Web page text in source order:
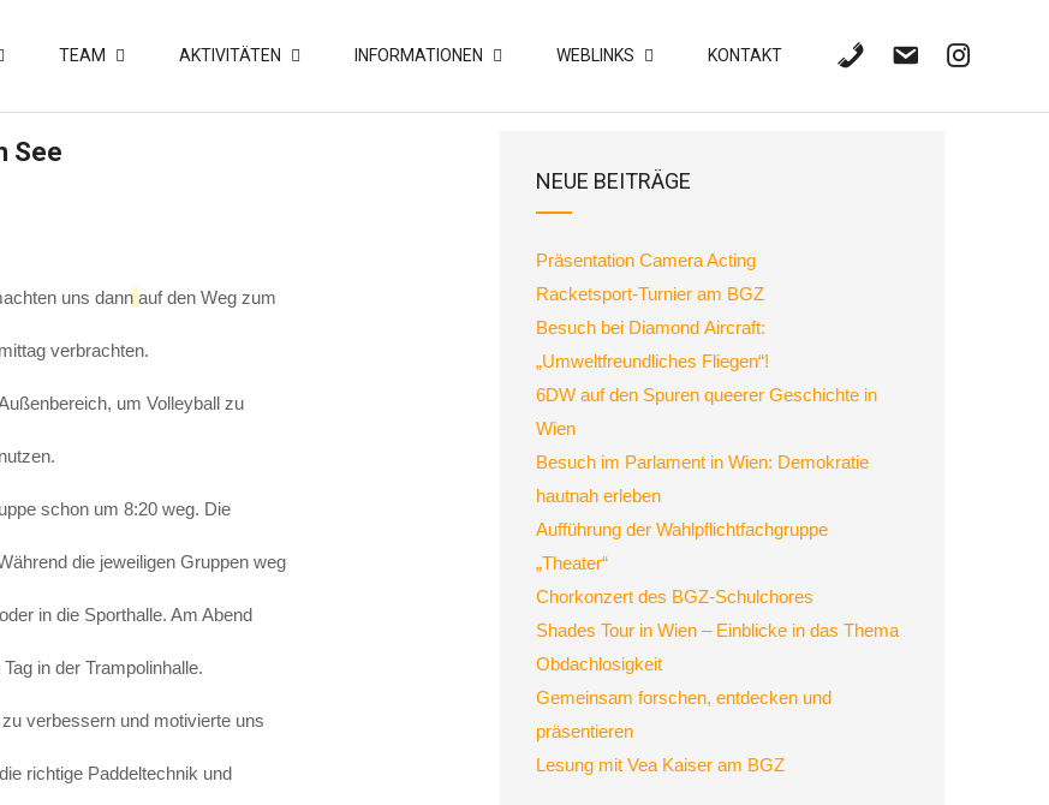
TEAM AKTIVITÄTEN INFORMATIONEN WEBLINKS KONTAKT
See
uns dann auf den Weg zum
verbrachten.
um Volleyball zu
schon um 8:20 weg. Die
die jeweiligen Gruppen weg
in die Sporthalle. Am Abend
in der Trampolinhalle.
verbessern und motivierte uns
richtige Paddeltechnik und
NEUE BEITRÄGE
Präsentation Camera Acting
Racketsport-Turnier am BGZ
Besuch bei Diamond Aircraft:
„Umweltfreundliches Fliegen“!
6DW auf den Spuren queerer Geschichte in
Wien
Besuch im Parlament in Wien: Demokratie
hautnah erleben
Aufführung der Wahlpflichtfachgruppe
„Theater“
Chorkonzert des BGZ-Schulchores
Shades Tour in Wien – Einblicke in das Thema
Obdachlosigkeit
Gemeinsam forschen, entdecken und
präsentieren
Lesung mit Vea Kaiser am BGZ